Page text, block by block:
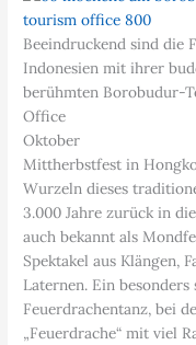
Beeindruckend sind die
Indonesien mit ihrer
berühmten Borobudur-
Office
Oktober
Mittherbstfest in
Wurzeln dieses
3.000 Jahre zurück in
auch bekannt als
Spektakel aus Klängen,
Laternen. Ein
Feuerdrachentanz, bei
„Feuerdrache“ mit viel